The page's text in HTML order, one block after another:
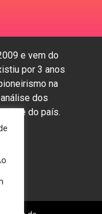
e vem do
por 3 anos
na
dos
e do país.